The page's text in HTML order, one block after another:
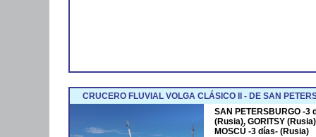
CRUCERO FLUVIAL VOLGA CLÁSICO II - DE SAN
SAN PETERSBURGO -3
(Rusia), GORITSY
MOSCÚ -3 días- (Rusia)